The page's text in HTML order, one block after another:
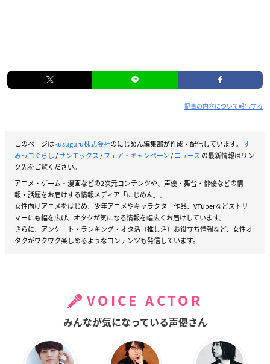
記事の内容について報告する
このページはkusuguru株式会社のにじめん編集部が作成・配信しています。 す
みっコぐらし/サンエックス/フェア・キャンペーン/ニュース の最新情報はリン
ク先をご覧ください。
アニメ・ゲーム・漫画などの2次元コンテンツや、声優・舞台・俳優などの情
報・話題をお届けする情報メディア「にじめん」。
女性向けアニメをはじめ、少年アニメやキャラクター作品、VTuberなどストリー
マーにも幅を広げ、オタクが気になる情報を幅広くお届けしています。
さらに、アンケート・ランキング・オタ活（推し活）お役立ち情報など、女性オ
タクがワクワク楽しめるようなコンテンツも発信しています。
VOICE ACTOR
みんなが気になっている声優さん